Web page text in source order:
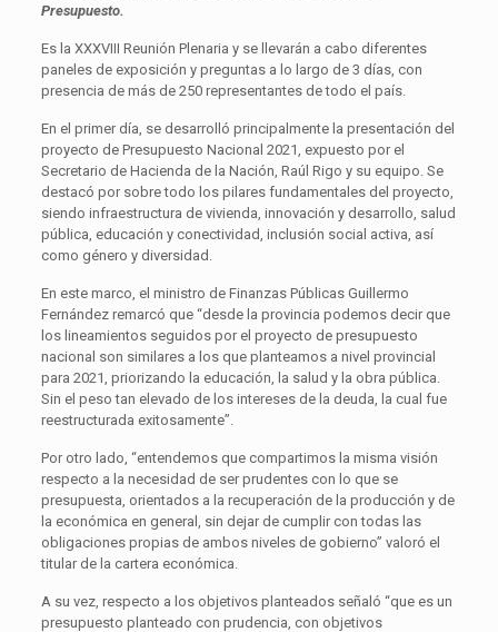
Presupuesto.
Es la XXXVIII Reunión Plenaria y se llevarán a cabo diferentes
paneles de exposición y preguntas a lo largo de 3 días, con
presencia de más de 250 representantes de todo el país.
En el primer día, se desarrolló principalmente la presentación del
proyecto de Presupuesto Nacional 2021, expuesto por el
Secretario de Hacienda de la Nación, Raúl Rigo y su equipo. Se
destacó por sobre todo los pilares fundamentales del proyecto,
siendo infraestructura de vivienda, innovación y desarrollo, salud
pública, educación y conectividad, inclusión social activa, así
como género y diversidad.
En este marco, el ministro de Finanzas Públicas Guillermo
Fernández remarcó que “desde la provincia podemos decir que
los lineamientos seguidos por el proyecto de presupuesto
nacional son similares a los que planteamos a nivel provincial
para 2021, priorizando la educación, la salud y la obra pública.
Sin el peso tan elevado de los intereses de la deuda, la cual fue
reestructurada exitosamente”.
Por otro lado, “entendemos que compartimos la misma visión
respecto a la necesidad de ser prudentes con lo que se
presupuesta, orientados a la recuperación de la producción y de
la económica en general, sin dejar de cumplir con todas las
obligaciones propias de ambos niveles de gobierno” valoró el
titular de la cartera económica.
A su vez, respecto a los objetivos planteados señaló “que es un
presupuesto planteado con prudencia, con objetivos